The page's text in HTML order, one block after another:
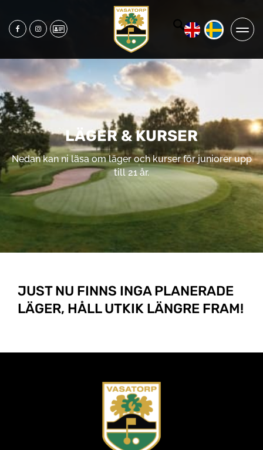
LÄGER & KURSER
Nedan kan ni läsa om läger och kurser för juniorer upp
till 21 år.
JUST NU FINNS INGA PLANERADE
LÄGER, HÅLL UTKIK LÄNGRE FRAM!